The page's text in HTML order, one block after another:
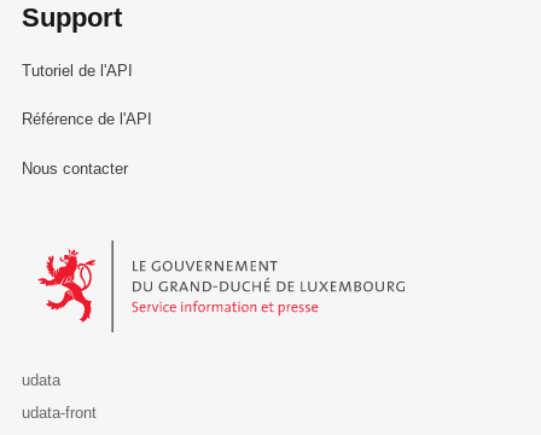
Support
Tutoriel de l'API
Référence de l'API
Nous contacter
Le Gouvernement du Grand-Duché de Luxembourg - Service
udata
udata-front